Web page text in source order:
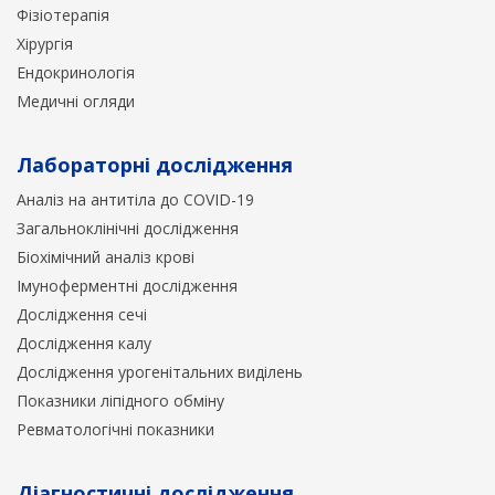
Фізіотерапія
Хірургія
Ендокринологія
Медичні огляди
Лабораторні дослідження
Аналіз на антитіла до COVID-19
Загальноклінічні дослідження
Біохімічний аналіз крові
Імуноферментні дослідження
Дослідження сечі
Дослідження калу
Дослідження урогенітальних виділень
Показники ліпідного обміну
Ревматологічні показники